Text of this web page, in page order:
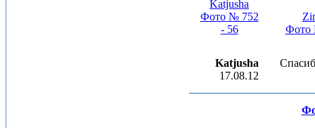
Katjusha
Фото № 752
- 56
Фото
Katjusha
17.08.12